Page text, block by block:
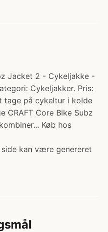
Jacket 2 - Cykeljakke -
Cykeljakker. Pris:
tage på cykeltur i kolde
CRAFT Core Bike Subz
Køb hos
kan være genereret